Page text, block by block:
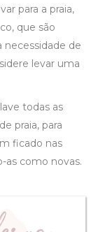
para a praia,
que são
necessidade de
levar uma
todas as
praia, para
ficado nas
as como novas.